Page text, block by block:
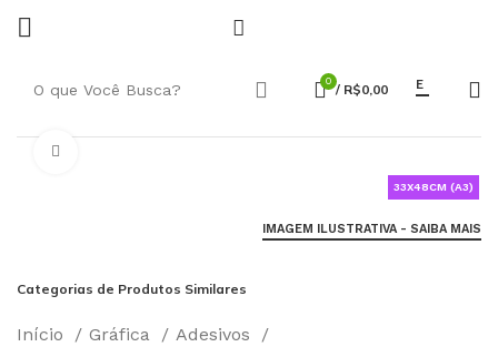
0 / R$0,00 E
33X48CM (A3)
IMAGEM ILUSTRATIVA - SAIBA MAIS
Categorias de Produtos Similares
Início Gráfica
Adesivos